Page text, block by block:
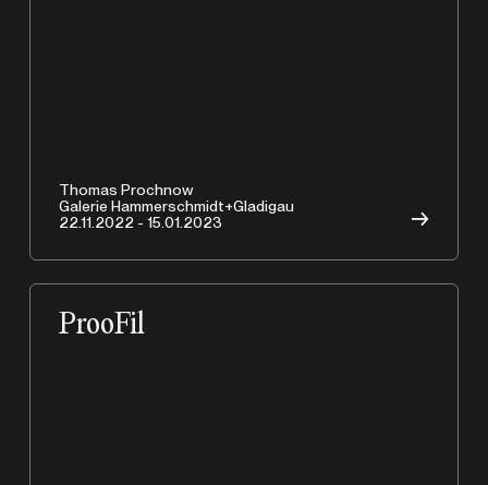
Thomas Prochnow
Galerie Hammerschmidt+Gladigau
22.11.2022 - 15.01.2023
→
ProoFil